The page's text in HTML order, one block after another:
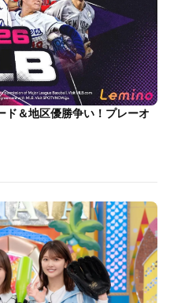
ド＆地区優勝争い！プレーオ